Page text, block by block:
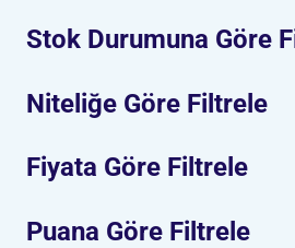
Stok Durumuna Göre
Niteliğe Göre Filtrele
Fiyata Göre Filtrele
Puana Göre Filtrele